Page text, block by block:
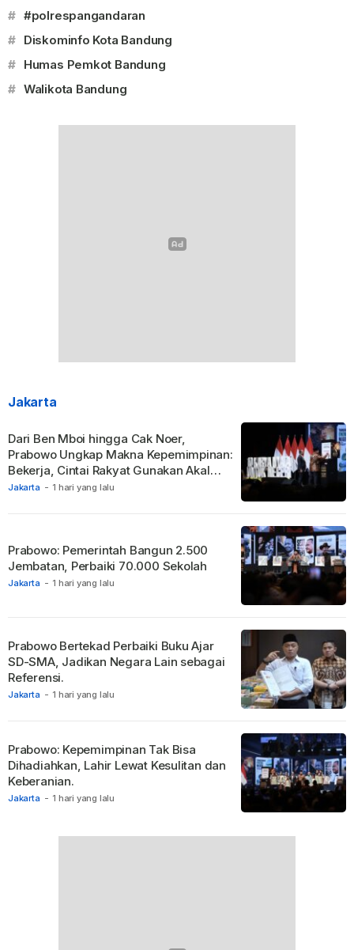
# #polrespangandaran
# Diskominfo Kota Bandung
# Humas Pemkot Bandung
# Walikota Bandung
Jakarta
Jakarta - 1 hari yang lalu
Dari Ben Mboi hingga Cak Noer,
Prabowo Ungkap Makna Kepemimpinan:
Bekerja, Cintai Rakyat Gunakan Akal
Sehat.
Jakarta - 1 hari yang lalu
Prabowo: Pemerintah Bangun 2.500
Jembatan, Perbaiki 70.000 Sekolah
Jakarta - 1 hari yang lalu
Prabowo Bertekad Perbaiki Buku Ajar
SD-SMA, Jadikan Negara Lain sebagai
Referensi.
Jakarta - 1 hari yang lalu
Prabowo: Kepemimpinan Tak Bisa
Dihadiahkan, Lahir Lewat Kesulitan dan
Keberanian.